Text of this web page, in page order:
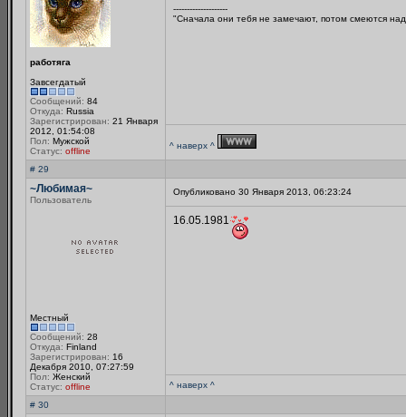
работяга
Завсегдатый
Сообщений: 84
Откуда: Russia
Зарегистрирован: 21 Января
2012, 01:54:08
Пол: Мужской
Статус: offline
--------------------
"Сначала они тебя не замечают, потом смеются
^ наверх ^
# 29
~Любимая~
Пользователь
Местный
Сообщений: 28
Откуда: Finland
Зарегистрирован: 16
Декабря 2010, 07:27:59
Пол: Женский
Статус: offline
Опубликовано 30 Января 2013, 06:23:24
16.05.1981
^ наверх ^
# 30